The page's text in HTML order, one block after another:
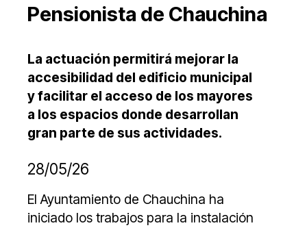
Pensionista de Chauchina
La actuación permitirá mejorar la
accesibilidad del edificio municipal
y facilitar el acceso de los mayores
a los espacios donde desarrollan
gran parte de sus actividades.
28/05/26
El Ayuntamiento de Chauchina ha
iniciado los trabajos para la instalación